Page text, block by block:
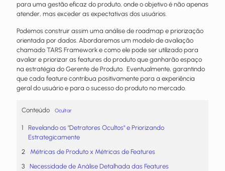
para uma gestão eficaz do produto, onde o objetivo é não apenas
atender, mas exceder as expectativas dos usuários.
Podemos construir assim uma análise de roadmap e priorização
orientada por dados. Abordaremos um modelo de avaliação
chamado TARS Framework e como ele pode ser utilizado para
avaliar e priorizar as features do produto que ganharão espaço
na estratégia do Gerente de Produto. Eventualmente, garantindo
que cada feature contribua positivamente para a experiência
geral do usuário e para o sucesso do produto no mercado.
Conteúdo Ocultar
Revelando os "Detratores Ocultos" e Priorizando
Estrategicamente
Métricas de Produto x Métricas de Features
Necessidade de Análise Detalhada das Features